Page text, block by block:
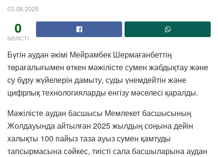
03.08.2025
0
БӨЛІСТІ
Бүгін аудан әкімі Мейрамбек Шермағанбеттің
төрағалығымен өткен мәжілісте сумен жабдықтау және
су бұру жүйелерін дамыту, суды үнемдейтін және
цифрлық технологияларды енгізу мәселесі қаралды.
Мәжілісте аудан басшысы Мемлекет басшысының
Жолдауында айтылған 2025 жылдың соңына дейін
халықты 100 пайыз таза ауыз сумен қамтуды
тапсырмасына сәйкес, тиісті сала басшыларына аудан